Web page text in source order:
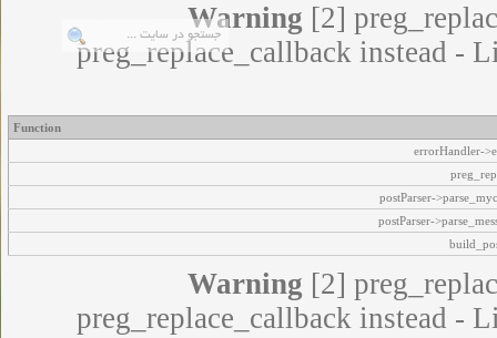
Warning [2]
preg_replace_callback instead -
Function
errorHandler-
postParser-
postParser-
Warning [2]
preg_replace_callback instead -